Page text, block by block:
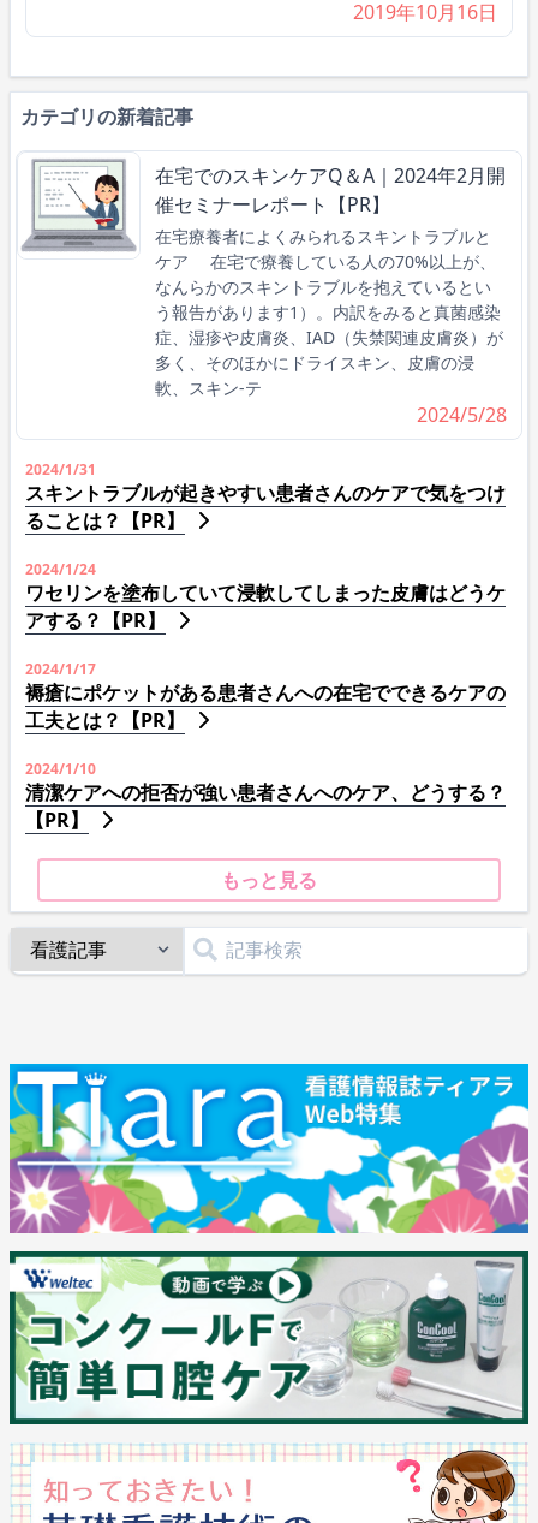
2019年10月16日
カテゴリの新着記事
在宅でのスキンケアQ＆A｜2024年2月開
催セミナーレポート【PR】
在宅療養者によくみられるスキントラブルと
ケア 在宅で療養している人の70%以上が、
なんらかのスキントラブルを抱えているとい
う報告があります1）。内訳をみると真菌感染
症、湿疹や皮膚炎、IAD（失禁関連皮膚炎）が
多く、そのほかにドライスキン、皮膚の浸
軟、スキン-テ
2024/5/28
2024/1/31
スキントラブルが起きやすい患者さんのケアで気をつけ
ることは？【PR】
2024/1/24
ワセリンを塗布していて浸軟してしまった皮膚はどうケ
アする？【PR】
2024/1/17
褥瘡にポケットがある患者さんへの在宅でできるケアの
工夫とは？【PR】
2024/1/10
清潔ケアへの拒否が強い患者さんへのケア、どうする？
【PR】
もっと見る